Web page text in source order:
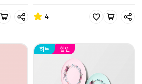
4
히트 할인